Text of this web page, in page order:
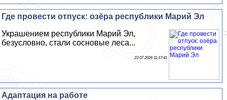
Где провести отпуск: озёра республики Марий Эл
Украшением республики Марий Эл,
безусловно, стали сосновые леса...
23 07 2026 11:17:41
Адаптация на работе